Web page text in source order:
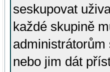
seskupovat
každé skupině
administrátorům
nebo jim dát